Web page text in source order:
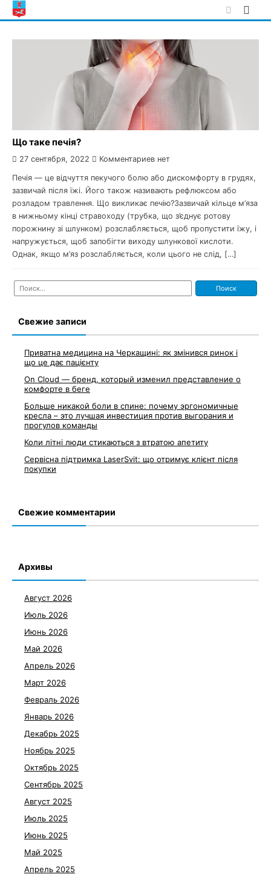
Skip
to
Що таке печія?
27 сентября, 2022 Комментариев нет
Печія — це відчуття пекучого болю або дискомфорту в грудях,
зазвичай після їжі. Його також називають рефлюксом або
розладом травлення. Що викликає печію?Зазвичай кільце м’яза
в нижньому кінці стравоходу (трубка, що з’єднує ротову
порожнину зі шлунком) розслабляється, щоб пропустити їжу, і
напружується, щоб запобігти виходу шлункової кислоти.
Однак, якщо м’яз розслабляється, коли цього не слід, […]
Найти:
Свежие записи
Приватна медицина на Черкащині: як змінився ринок і
що це дає пацієнту
On Cloud — бренд, который изменил представление о
комфорте в беге
Больше никакой боли в спине: почему эргономичные
кресла – это лучшая инвестиция против выгорания и
прогулов команды
Коли літні люди стикаються з втратою апетиту
Сервісна підтримка LaserSvit: що отримує клієнт після
покупки
Свежие комментарии
Архивы
Август 2026
Июль 2026
Июнь 2026
Май 2026
Апрель 2026
Март 2026
Февраль 2026
Январь 2026
Декабрь 2025
Ноябрь 2025
Октябрь 2025
Сентябрь 2025
Август 2025
Июль 2025
Июнь 2025
Май 2025
Апрель 2025